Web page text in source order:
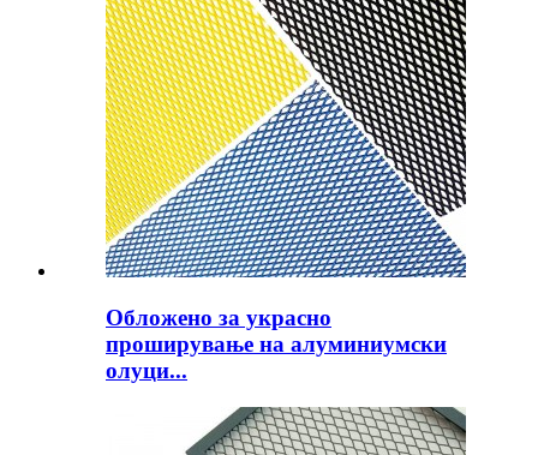
Обложено за украсно
проширување на алуминиумски
олуци...